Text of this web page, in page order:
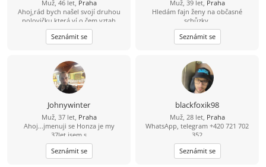
Muž, 46 let, Praha
Ahoj,rád bych našel svojí druhou
polovičku,která ví o čem vztah
je,která ví co je upřímnost,věrnost a
láska jeden k druhému,ale
přestávám věřit že existuje
Seznámit se
Muž, 39 let, Praha
Hledám fajn ženy na občasné
schůzky.
Seznámit se
Johnywinter
Muž, 37 let, Praha
Ahoj...jmenuji se Honza je my
37let,jsem s
prahy,svobodný,bezdětní. Touto
cestou bych se rad seznámil se
sympatickou slečnou/ženou která vi
Seznámit se
blackfoxik98
Muž, 28 let, Praha
WhatsApp, telegram +420 721 702
352
Seznámit se